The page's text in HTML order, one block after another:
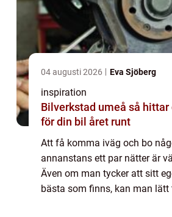
04 augusti 2026 Eva Sjöberg
inspiration
Bilverkstad umeå så hittar du rätt hjälp
för din bil året runt
Att få komma iväg och bo
annanstans ett par nätter är
Även om man tycker att sitt
bästa som finns, kan man lätt